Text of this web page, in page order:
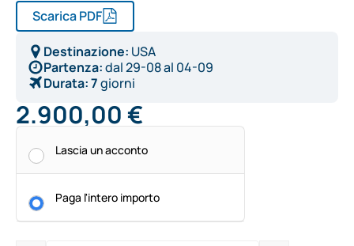
Scarica PDF
Destinazione: USA
Partenza:dal29-08al 04-09
Durata:7giorni
2.900,00€
Lascia un acconto
Paga l'intero importo